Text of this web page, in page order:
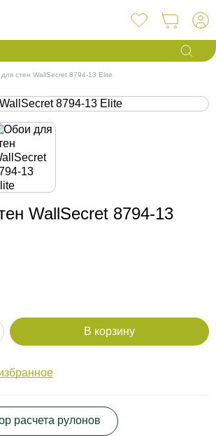
стен WallSecret 8794-13 Elite
WallSecret 8794-13
В корзину
расчета рулонов